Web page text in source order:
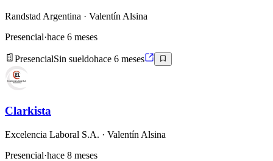
Randstad Argentina · Valentín Alsina
Presencial·hace 6 meses
PresencialSin sueldohace 6 meses
Clarkista
Excelencia Laboral S.A. · Valentín Alsina
Presencial·hace 8 meses